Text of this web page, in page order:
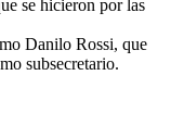
se hicieron por las
Danilo Rossi, que
subsecretario.